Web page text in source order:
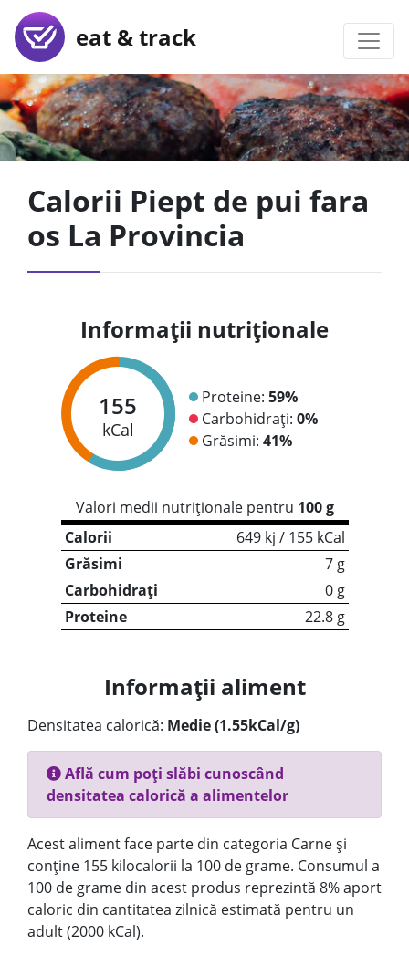
eat & track
Calorii Piept de pui fara
os La Provincia
Informații nutriționale
155
kCal
Proteine: 59%
Carbohidrați: 0%
Grăsimi: 41%
Valori medii nutriționale pentru 100 g
Calorii
649 kj / 155 kCal
Grăsimi
7 g
Carbohidrați
0 g
Proteine
22.8 g
Informații aliment
Densitatea calorică: Medie (1.55kCal/g)
Află cum poți slăbi cunoscând
densitatea calorică a alimentelor
Acest aliment face parte din categoria Carne și
conține 155 kilocalorii la 100 de grame. Consumul a
100 de grame din acest produs reprezintă 8% aport
caloric din cantitatea zilnică estimată pentru un
adult (2000 kCal).